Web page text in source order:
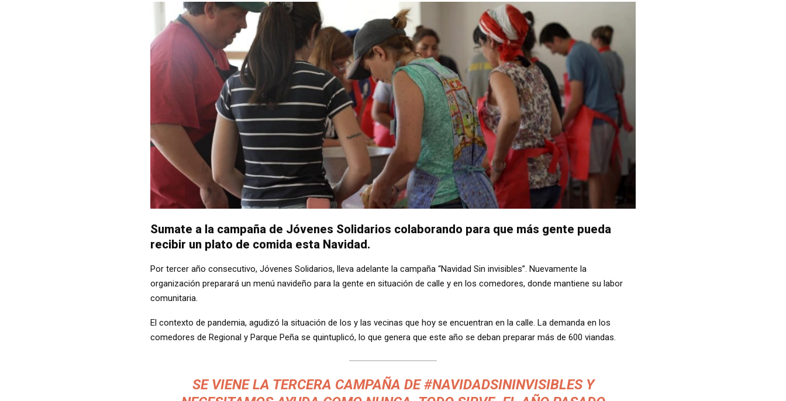
Sumate a la campaña de Jóvenes Solidarios colaborando para que más gente pueda
recibir un plato de comida esta Navidad.
Por tercer año consecutivo, Jóvenes Solidarios, lleva adelante la campaña “Navidad Sin invisibles”. Nuevamente la
organización preparará un menú navideño para la gente en situación de calle y en los comedores, donde mantiene su labor
comunitaria.
El contexto de pandemia, agudizó la situación de los y las vecinas que hoy se encuentran en la calle. La demanda en los
comedores de Regional y Parque Peña se quintuplicó, lo que genera que este año se deban preparar más de 600 viandas.
SE VIENE LA TERCERA CAMPAÑA DE#NAVIDADSININVISIBLESY